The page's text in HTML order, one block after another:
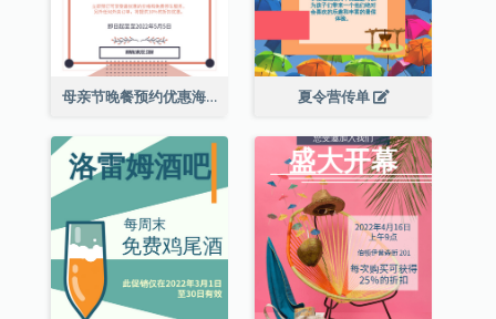
母亲节晚餐预约优惠海报 夏令营传单